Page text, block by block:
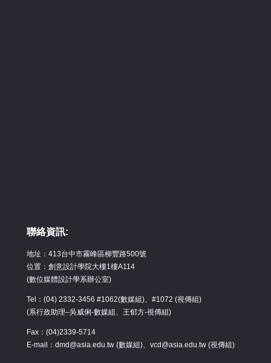
聯絡資訊:
地址：413台中市霧峰區柳豐路500號
位置：創意設計學院大樓1樓A114
(數位媒體設計學系辦公室)
Tel：(04) 2332-3456 #1062(數媒組)、#1072 (視傳組)
(系行政助理–吳威俐-數媒組、王郁方-視傳組)
Fax：(04)2339-5714
E-mail：dmd@asia.edu.tw (數媒組)、vcd@asia.edu.tw (視傳組)